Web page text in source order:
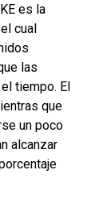
es la
cual
las
tiempo. El
que
un poco
alcanzar